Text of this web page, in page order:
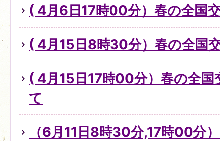
( 4月6日17時00分）春の全国
( 4月15日8時30分）春の全国
( 4月15日17時00分）春の全国
て
（6月11日8時30分,17時00分